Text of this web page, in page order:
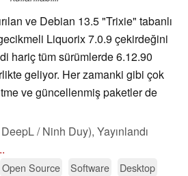
ve Debian 13.5 "Trixie" tabanlı
Liquorix 7.0.9 çekirdeğini
hariç tüm sürümlerde 6.12.90
geliyor. Her zamanki gibi çok
ve güncellenmiş paketler de
DeepL / Ninh Duy), Yayınlandı
Open Source Software
Desktop